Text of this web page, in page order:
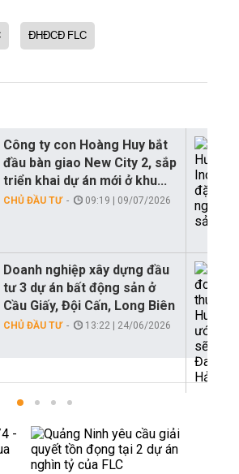
ĐHĐCĐ FLC
Công ty con Hoàng Huy bắt
đầu bàn giao New City 2, sắp
triển khai dự án mới ở khu...
CHỦ ĐẦU TƯ 09:19 | 09/07/2026
Doanh nghiệp xây dựng đầu
tư 3 dự án bất động sản ở
Cầu Giấy, Đội Cấn, Long Biên
CHỦ ĐẦU TƯ 13:22 | 24/06/2026